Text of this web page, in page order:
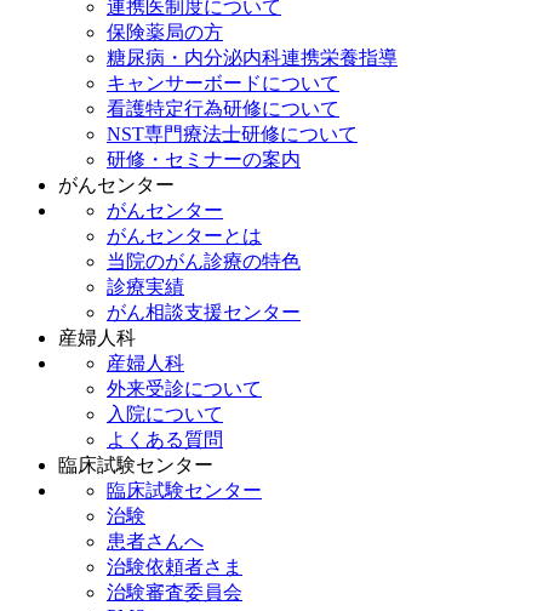
連携医制度について
保険薬局の方
糖尿病・内分泌内科連携栄養指導
キャンサーボードについて
看護特定行為研修について
NST専門療法士研修について
研修・セミナーの案内
がんセンター
がんセンター
がんセンターとは
当院のがん診療の特色
診療実績
がん相談支援センター
産婦人科
産婦人科
外来受診について
入院について
よくある質問
臨床試験センター
臨床試験センター
治験
患者さんへ
治験依頼者さま
治験審査委員会